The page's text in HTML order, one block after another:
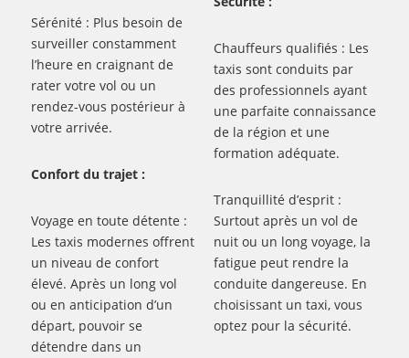
Sérénité : Plus besoin de
surveiller constamment
l’heure en craignant de
rater votre vol ou un
rendez-vous postérieur à
votre arrivée.
Confort du trajet :
Voyage en toute détente :
Les taxis modernes offrent
un niveau de confort
élevé. Après un long vol
ou en anticipation d’un
départ, pouvoir se
détendre dans un
Chauffeurs qualifiés : Les
taxis sont conduits par
des professionnels ayant
une parfaite connaissance
de la région et une
formation adéquate.
Tranquillité d’esprit :
Surtout après un vol de
nuit ou un long voyage, la
fatigue peut rendre la
conduite dangereuse. En
choisissant un taxi, vous
optez pour la sécurité.